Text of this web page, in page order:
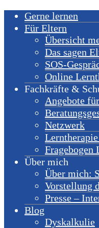
Gerne lernen
Für Eltern
Übersicht
Das sagen
SOS-
Online
Fachkräfte &
Angebote
Netzwerk
Fragebogen
Über mich
Über mich:
Vorstellung
Presse –
Blog
Dyskalkulie